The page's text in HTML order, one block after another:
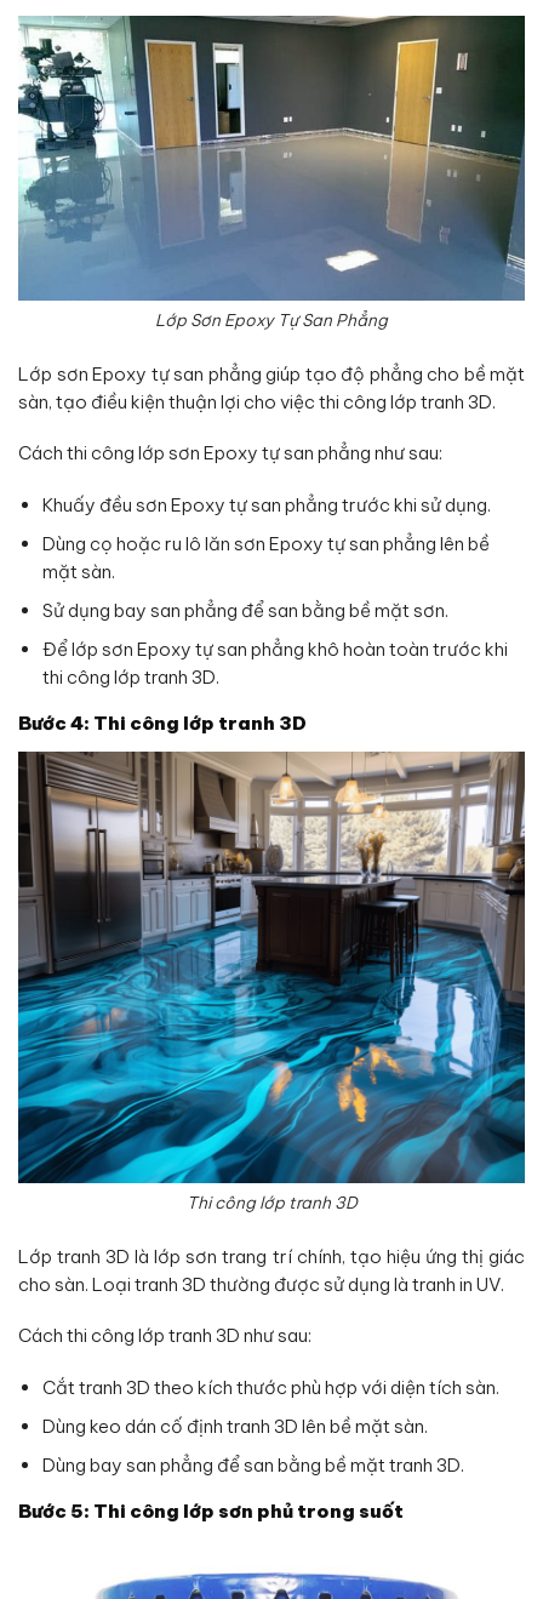
Lớp Sơn Epoxy Tự San Phẳng
Lớp sơn Epoxy tự san phẳng giúp tạo độ phẳng cho bề mặt
sàn, tạo điều kiện thuận lợi cho việc thi công lớp tranh 3D.
Cách thi công lớp sơn Epoxy tự san phẳng như sau:
Khuấy đều sơn Epoxy tự san phẳng trước khi sử dụng.
Dùng cọ hoặc ru lô lăn sơn Epoxy tự san phẳng lên bề
mặt sàn.
Sử dụng bay san phẳng để san bằng bề mặt sơn.
Để lớp sơn Epoxy tự san phẳng khô hoàn toàn trước khi
thi công lớp tranh 3D.
Bước 4: Thi công lớp tranh 3D
Thi công lớp tranh 3D
Lớp tranh 3D là lớp sơn trang trí chính, tạo hiệu ứng thị giác
cho sàn. Loại tranh 3D thường được sử dụng là tranh in UV.
Cách thi công lớp tranh 3D như sau:
Cắt tranh 3D theo kích thước phù hợp với diện tích sàn.
Dùng keo dán cố định tranh 3D lên bề mặt sàn.
Dùng bay san phẳng để san bằng bề mặt tranh 3D.
Bước 5: Thi công lớp sơn phủ trong suốt